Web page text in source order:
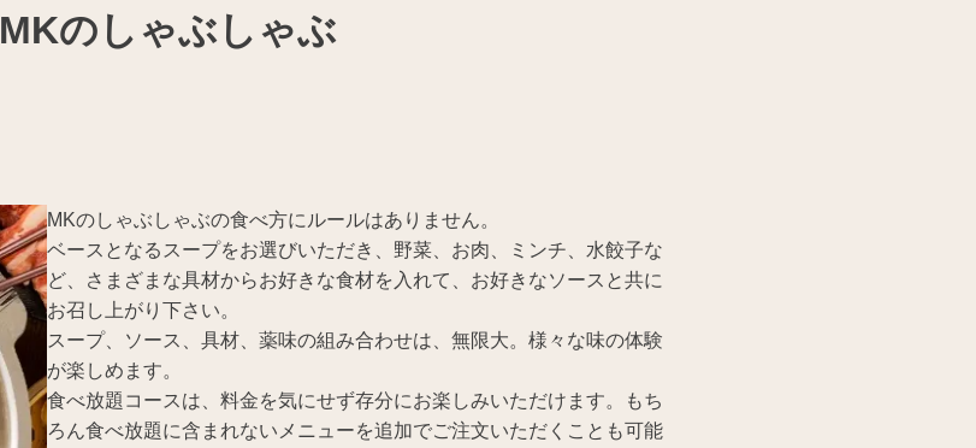
MKのしゃぶしゃぶ
MKのしゃぶしゃぶの食べ方にルールはありません。
ベースとなるスープをお選びいただき、野菜、お肉、ミンチ、水餃子な
ど、さまざまな具材からお好きな食材を入れて、お好きなソースと共に
お召し上がり下さい。
スープ、ソース、具材、薬味の組み合わせは、無限大。様々な味の体験
が楽しめます。
食べ放題コースは、料金を気にせず存分にお楽しみいただけます。もち
ろん食べ放題に含まれないメニューを追加でご注文いただくことも可能